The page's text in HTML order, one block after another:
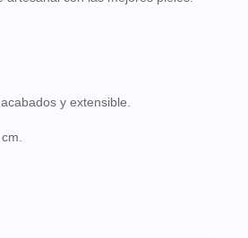
y extensible.